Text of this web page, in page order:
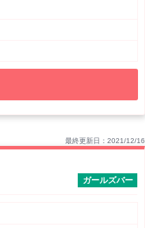
最終更新日：2021/12/16
ガールズバー